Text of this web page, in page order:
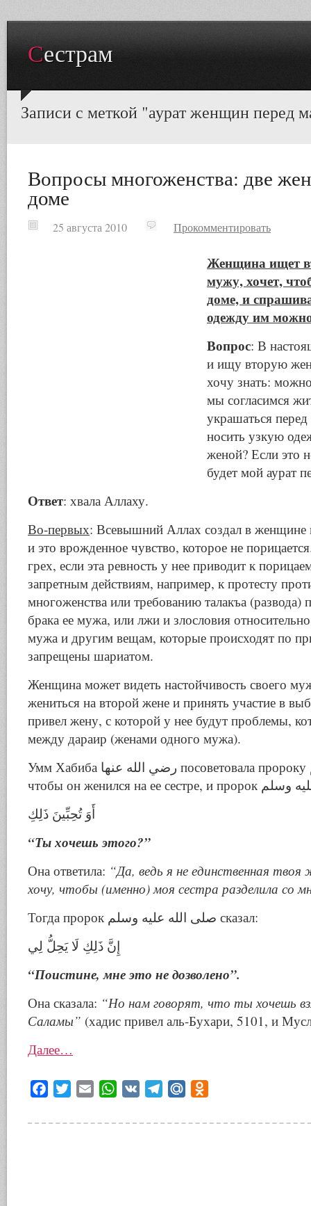
Сестрам
Записи с меткой "аурат женщин перед
Вопросы многоженства: две
доме
25 августа 2010 Прокомментировать
Женщина ищет
мужу, хочет,
доме, и
одежду им можно
Вопрос: В
и ищу вторую
хочу знать:
мы согласимся
украшаться
носить узкую
женой? Если это
будет мой аурат
Ответ: хвала Аллаху.
Во-первых: Всевышний Аллах создал в женщине
и это врожденное чувство, которое не
грех, если эта ревность у нее приводит к
запретным действиям, например, к протесту
многоженства или требованию талакъа (развода)
брака ее мужа, или лжи и злословия
мужа и другим вещам, которые происходят по
запрещены шариатом.
Женщина может видеть настойчивость своего
жениться на второй жене и принять участие в
привел жену, с которой у нее будут проблемы,
между дараир (женами одного мужа).
Умм Хабиба رضي الله عنها посоветовала пророку صلى الله عليه وسلم,
أَوَ تُحِبِّينَ ذَلِكِ
“Ты хочешь этого?”
Она ответила: “Да, ведь я не единственная твоя
хочу, чтобы (именно) моя сестра разделила со
Тогда пророк صلى الله عليه وسلم сказал:
إِنَّ ذَلِكِ لَا يَحِلُّ لِي
“Поистине, мне это не дозволено”.
Она сказала: “Но нам говорят, что ты хочешь
Саламы” (хадис привел аль-Бухари, 5101, и
Далее…
Facebook
Twitter Email WhatsApp
VK TelegramMail.Ru